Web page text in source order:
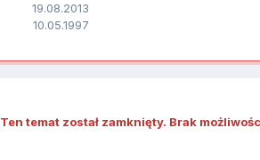
19.08.2013
10.05.1997
Ten temat został zamknięty. Brak